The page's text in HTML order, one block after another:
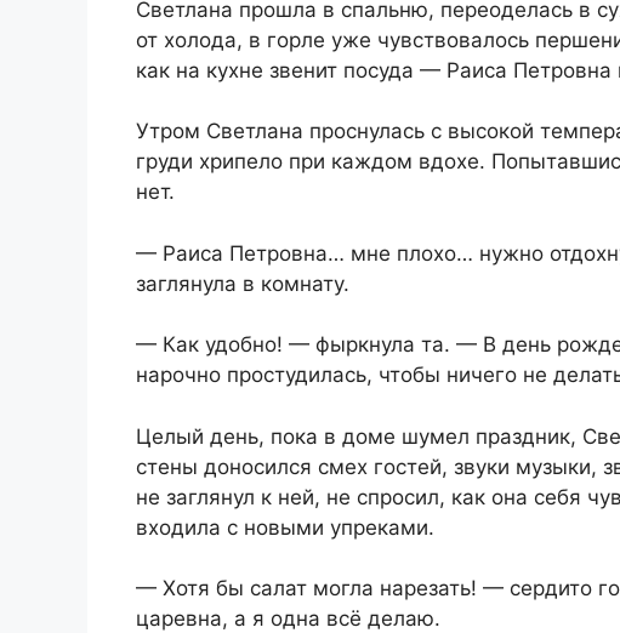
Светлана прошла в спальню, переоделась в
от холода, в горле уже чувствовалось
как на кухне звенит посуда — Раиса
Утром Светлана проснулась с высокой
груди хрипело при каждом вдохе.
нет.
— Раиса Петровна… мне плохо… нужно
заглянула в комнату.
— Как удобно! — фыркнула та. — В день
нарочно простудилась, чтобы ничего не
Целый день, пока в доме шумел праздник,
стены доносился смех гостей, звуки музыки,
не заглянул к ней, не спросил, как она себя
входила с новыми упреками.
— Хотя бы салат могла нарезать! — сердито
царевна, а я одна всё делаю.